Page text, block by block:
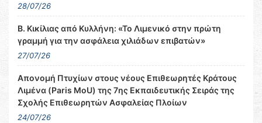
28/07/26
Β. Κικίλιας από Κυλλήνη: «Το Λιμενικό στην πρώτη
γραμμή για την ασφάλεια χιλιάδων επιβατών»
27/07/26
Απονομή Πτυχίων στους νέους Επιθεωρητές Κράτους
Λιμένα (Paris MoU) της 7ης Εκπαιδευτικής Σειράς της
Σχολής Επιθεωρητών Ασφαλείας Πλοίων
24/07/26